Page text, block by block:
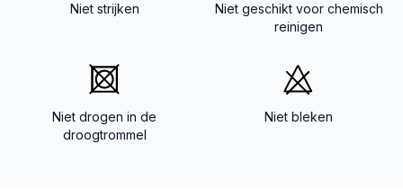
Niet strijken
Niet geschikt voor chemisch
reinigen
Niet drogen in de
droogtrommel
Niet bleken